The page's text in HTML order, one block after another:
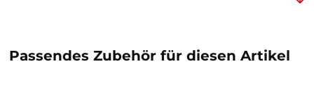
Passendes Zubehör für diesen Artikel